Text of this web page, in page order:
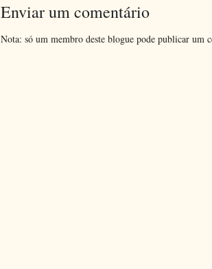
Enviar um comentário
Nota: só um membro deste blogue pode publicar um